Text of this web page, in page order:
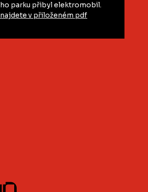
parku přibyl elektromobil.
v přiloženém pdf